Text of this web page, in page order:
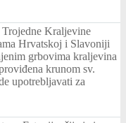
Trojedne Kraljevine
Hrvatskoj i Slavoniji
grbovima kraljevina
krunom sv.
upotrebljavati za